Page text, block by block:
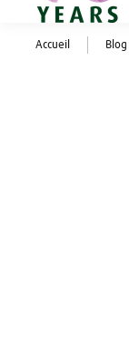
Accueil Blog